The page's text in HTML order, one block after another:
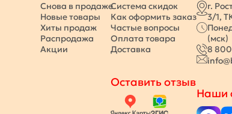
Снова в продаже
Новые товары
Хиты продаж
Распродажа
Акции
Система скидок
Как оформить заказ
Частые вопросы
Оплата товара
Доставка
Оставить отзыв
г.
3/1,
(мск)
8
Наши